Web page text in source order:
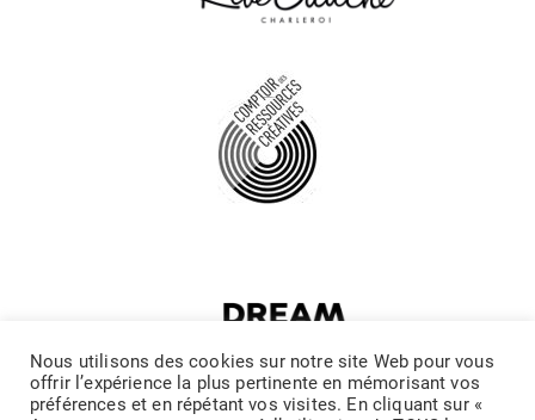
Nous utilisons des cookies sur notre site Web pour vous
offrir l’expérience la plus pertinente en mémorisant vos
préférences et en répétant vos visites. En cliquant sur «